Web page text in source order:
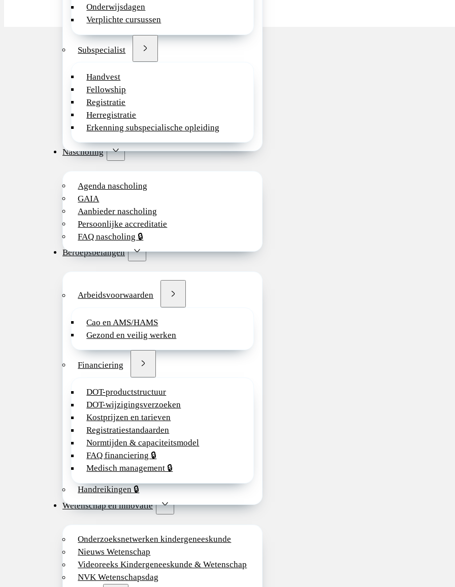
Onderwijsdagen
Verplichte cursussen
Subspecialist
Handvest
Fellowship
Registratie
Herregistratie
Erkenning subspecialische opleiding
Nascholing
Agenda nascholing
GAIA
Aanbieder nascholing
Persoonlijke accreditatie
FAQ nascholing 🔒
Beroepsbelangen
Arbeidsvoorwaarden
Cao en AMS/HAMS
Gezond en veilig werken
Financiering
DOT-productstructuur
DOT-wijzigingsverzoeken
Kostprijzen en tarieven
Registratiestandaarden
Normtijden & capaciteitsmodel
FAQ financiering 🔒
Medisch management 🔒
Handreikingen 🔒
Wetenschap en innovatie
Onderzoeksnetwerken kindergeneeskunde
Nieuws Wetenschap
Videoreeks Kindergeneeskunde & Wetenschap
NVK Wetenschapsdag